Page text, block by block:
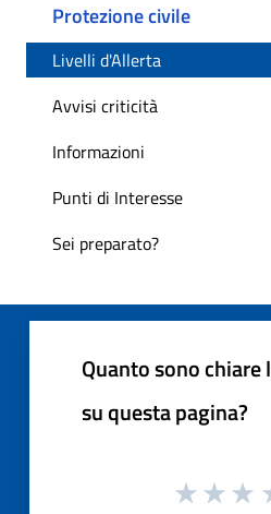
Protezione civile
Livelli d'Allerta
Avvisi criticità
Informazioni
Punti di Interesse
Sei preparato?
Quanto sono
su questa pagina?